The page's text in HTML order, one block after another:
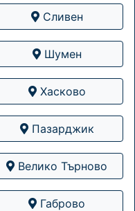
Сливен
Шумен
Хасково
Пазарджик
Велико Търново
Габрово